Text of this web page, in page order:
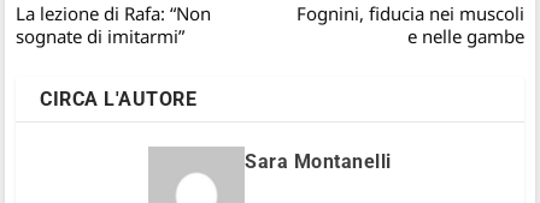
La lezione di Rafa: “Non
sognate di imitarmi”
Fognini, fiducia nei muscoli
e nelle gambe
CIRCA L'AUTORE
Sara Montanelli